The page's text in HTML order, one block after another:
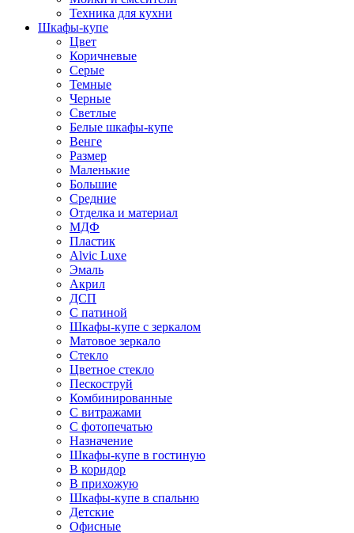
Техника для кухни
Шкафы-купе
Цвет
Коричневые
Серые
Темные
Черные
Светлые
Белые шкафы-купе
Венге
Размер
Маленькие
Большие
Средние
Отделка и материал
МДФ
Пластик
Alvic Luxe
Эмаль
Акрил
ДСП
С патиной
Шкафы-купе с зеркалом
Матовое зеркало
Стекло
Цветное стекло
Пескоструй
Комбинированные
С витражами
С фотопечатью
Назначение
Шкафы-купе в гостиную
В коридор
В прихожую
Шкафы-купе в спальню
Детские
Офисные